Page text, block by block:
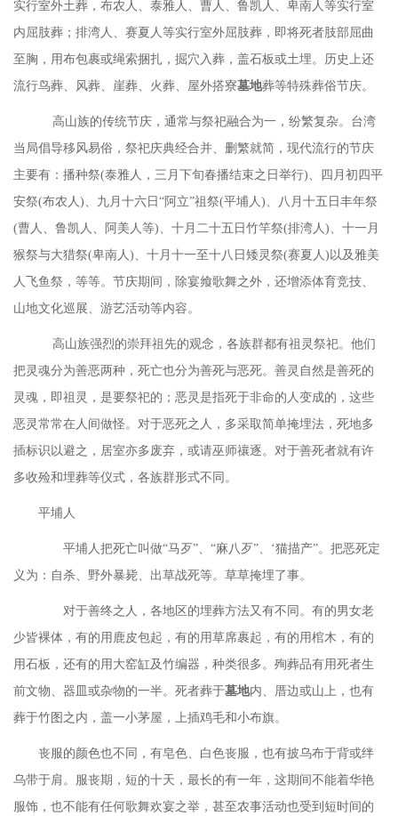
实行室外土葬，布农人、泰雅人、曹人、鲁凯人、卑南人等实行室
内屈肢葬；排湾人、赛夏人等实行室外屈肢葬，即将死者肢部屈曲
至胸，用布包裹或绳索捆扎，掘穴入葬，盖石板或土埋。历史上还
流行鸟葬、风葬、崖葬、火葬、屋外搭寮墓地葬等特殊葬俗节庆。
高山族的传统节庆，通常与祭祀融合为一，纷繁复杂。台湾
当局倡导移风易俗，祭祀庆典经合并、删繁就简，现代流行的节庆
主要有：播种祭(泰雅人，三月下旬春播结束之日举行)、四月初四平
安祭(布农人)、九月十六日“阿立”祖祭(平埔人)、八月十五日丰年祭
(曹人、鲁凯人、阿美人等)、十月二十五日竹竿祭(排湾人)、十一月
猴祭与大猎祭(卑南人)、十月十一至十八日矮灵祭(赛夏人)以及雅美
人飞鱼祭，等等。节庆期间，除宴飨歌舞之外，还增添体育竞技、
山地文化巡展、游艺活动等内容。
高山族强烈的崇拜祖先的观念，各族群都有祖灵祭祀。他们
把灵魂分为善恶两种，死亡也分为善死与恶死。善灵自然是善死的
灵魂，即祖灵，是要祭祀的；恶灵是指死于非命的人变成的，这些
恶灵常常在人间做怪。对于恶死之人，多采取简单掩埋法，死地多
插标识以避之，居室亦多废弃，或请巫师禳逐。对于善死者就有许
多收殓和埋葬等仪式，各族群形式不同。
平埔人
平埔人把死亡叫做“马歹”、“麻八歹”、‘猫描产”。把恶死定
义为：自杀、野外暴毙、出草战死等。草草掩埋了事。
对于善终之人，各地区的埋葬方法又有不同。有的男女老
少皆裸体，有的用鹿皮包起，有的用草席裹起，有的用棺木，有的
用石板，还有的用大窑缸及竹编器，种类很多。殉葬品有用死者生
前文物、器皿或杂物的一半。死者葬于墓地内、厝边或山上，也有
葬于竹图之内，盖一小茅屋，上插鸡毛和小布旗。
丧服的颜色也不同，有皂色、白色丧服，也有披乌布于背或绊
乌带于肩。服丧期，短的十天，最长的有一年，这期间不能着华艳
服饰，也不能有任何歌舞欢宴之举，甚至农事活动也受到短时间的